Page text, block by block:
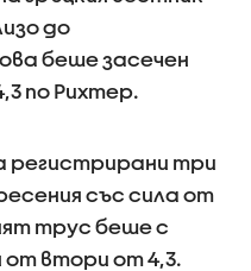
до
беше засечен
по Рихтер.
регистрирани три
със сила от
трус беше с
от втори от 4,3.